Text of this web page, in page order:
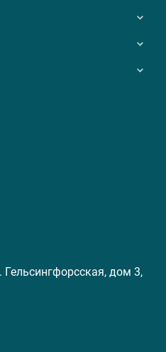
Гельсингфорсская, дом 3,